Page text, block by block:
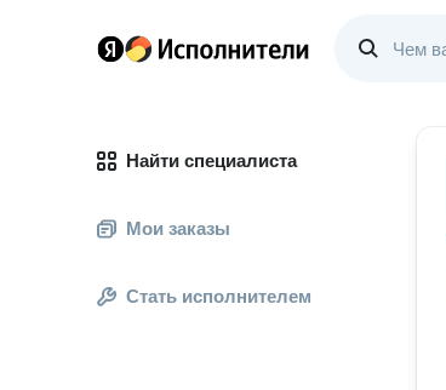
Найти специалиста
Мои заказы
Стать исполнителем